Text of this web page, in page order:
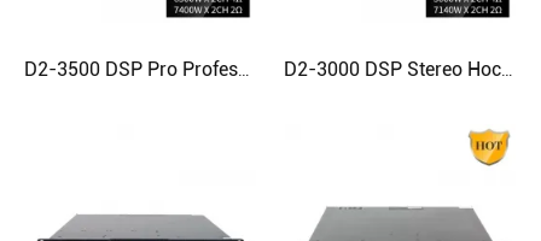
D2-3500 DSP Pro Professioneller Hochleistungsverstärker der Klasse D D2-3000 DSP Stereo Hochwertiger Hochleistungs-Digitalverstärker